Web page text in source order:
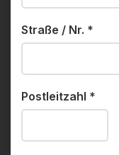
Straße / Nr. *
Postleitzahl *